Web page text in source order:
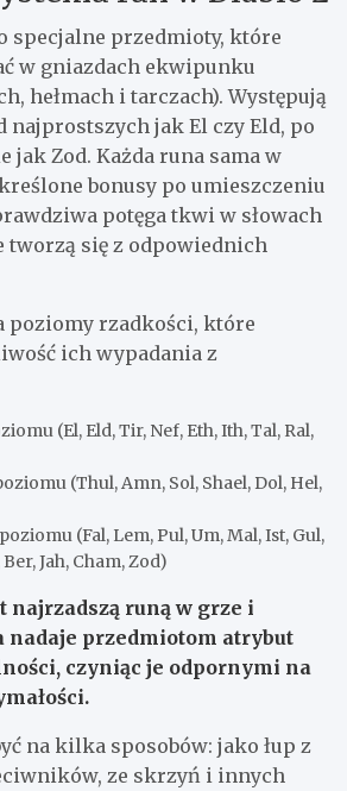
specjalne przedmioty, które
w gniazdach ekwipunku
hełmach i tarczach). Występują
najprostszych jak El czy Eld, po
jak Zod. Każda runa sama w
bonusy po umieszczeniu
potęga tkwi w słowach
się z odpowiednich
poziomy rzadkości, które
ich wypadania z
(El, Eld, Tir, Nef, Eth, Ith, Tal, Ral,
(Thul, Amn, Sol, Shael, Dol, Hel,
(Fal, Lem, Pul, Um, Mal, Ist, Gul,
Jah, Cham, Zod)
najrzadszą runą w grze i
nadaje przedmiotom atrybut
czyniąc je odpornymi na
na kilka sposobów: jako łup z
ze skrzyń i innych